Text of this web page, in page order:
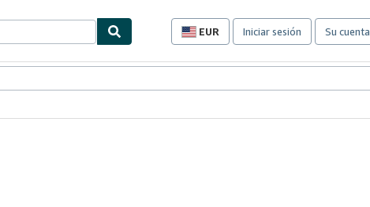
EUR
Preferencias
compra
sitio.
Iniciar sesión Su cuenta